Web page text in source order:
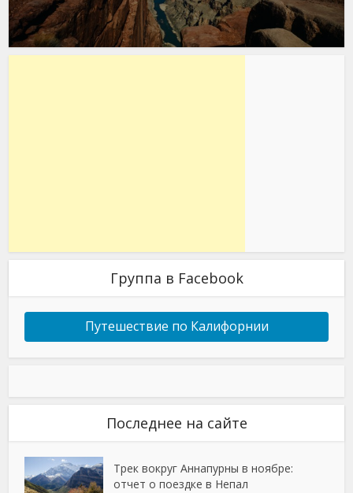
Группа в Facebook
Путешествие по Калифорнии
Последнее на сайте
Трек вокруг Аннапурны в ноябре:
отчет о поездке в Непал